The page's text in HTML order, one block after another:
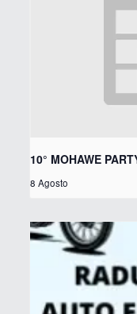
10° MOHAWE
8 Agosto